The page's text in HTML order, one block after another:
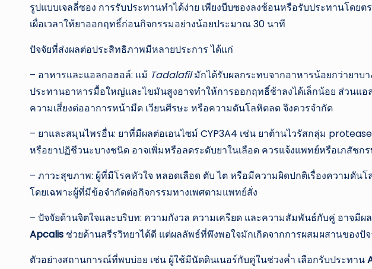
รูปแบบเจลลี่ซอง การรับประทานทำได้ง่าย เพียงบีบซองลงช้อนหรือรับประทานโดย
เผื่อเวลาให้ยาออกฤทธิ์ก่อนกิจกรรมอย่างน้อยประมาณ 30 นาที
ปัจจัยที่ส่งผลต่อประสิทธิภาพมีหลายประการ ได้แก่
– อาหารและแอลกอฮอล์: แม้ Tadalafilมักได้รับผลกระทบจากอาหารน้อยกว่ายาบ
ประทานอาหารมื้อใหญ่และไขมันสูงอาจทำให้การออกฤทธิ์ช้าลงได้เล็กน้อย ส่วนแ
ความเสี่ยงต่ออาการหน้ามืด เวียนศีรษะ หรือความดันโลหิตลด จึงควรจำกัด
– ยาและสมุนไพรอื่น: ยาที่มีผลต่อเอนไซม์ CYP3A4 เช่น ยาต้านไวรัสกลุ่ม
หรือยาปฏิชีวนะบางชนิด อาจเพิ่มหรือลดระดับยาในเลือด ควรแจ้งแพทย์หรือเภสัชก
– ภาวะสุขภาพ: ผู้ที่มีโรคหัวใจ หลอดเลือด ตับ ไต หรือมีความผิดปกติเรื่องความดัน
โดยเฉพาะผู้ที่มีข้อจำกัดต่อกิจกรรมทางเพศตามแพทย์สั่ง
– ปัจจัยด้านจิตใจและบริบท: ความกังวล ความเครียด และความสัมพันธ์กับคู่ อาจมี
Apcalis ช่วยด้านสรีรวิทยาได้ดี แต่ผลลัพธ์ที่พึงพอใจมักเกิดจากการผสมผสานของปั
ตัวอย่างสถานการณ์ที่พบบ่อย เช่น ผู้ใช้มีนัดดินเนอร์กับคู่ในช่วงค่ำ เลือกรับประทาน